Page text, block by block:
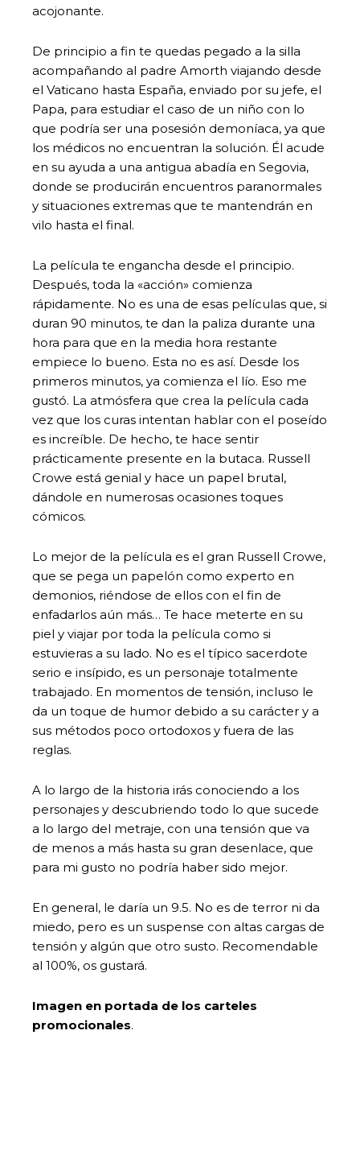
acojonante.
De principio a fin te quedas pegado a la silla
acompañando al padre Amorth viajando desde
el Vaticano hasta España, enviado por su jefe, el
Papa, para estudiar el caso de un niño con lo
que podría ser una posesión demoníaca, ya que
los médicos no encuentran la solución. Él acude
en su ayuda a una antigua abadía en Segovia,
donde se producirán encuentros paranormales
y situaciones extremas que te mantendrán en
vilo hasta el final.
La película te engancha desde el principio.
Después, toda la «acción» comienza
rápidamente. No es una de esas películas que, si
duran 90 minutos, te dan la paliza durante una
hora para que en la media hora restante
empiece lo bueno. Esta no es así. Desde los
primeros minutos, ya comienza el lío. Eso me
gustó. La atmósfera que crea la película cada
vez que los curas intentan hablar con el poseído
es increíble. De hecho, te hace sentir
prácticamente presente en la butaca. Russell
Crowe está genial y hace un papel brutal,
dándole en numerosas ocasiones toques
cómicos.
Lo mejor de la película es el gran Russell Crowe,
que se pega un papelón como experto en
demonios, riéndose de ellos con el fin de
enfadarlos aún más… Te hace meterte en su
piel y viajar por toda la película como si
estuvieras a su lado. No es el típico sacerdote
serio e insípido, es un personaje totalmente
trabajado. En momentos de tensión, incluso le
da un toque de humor debido a su carácter y a
sus métodos poco ortodoxos y fuera de las
reglas.
A lo largo de la historia irás conociendo a los
personajes y descubriendo todo lo que sucede
a lo largo del metraje, con una tensión que va
de menos a más hasta su gran desenlace, que
para mi gusto no podría haber sido mejor.
En general, le daría un 9.5. No es de terror ni da
miedo, pero es un suspense con altas cargas de
tensión y algún que otro susto. Recomendable
al 100%, os gustará.
Imagen en portada de los carteles
promocionales.